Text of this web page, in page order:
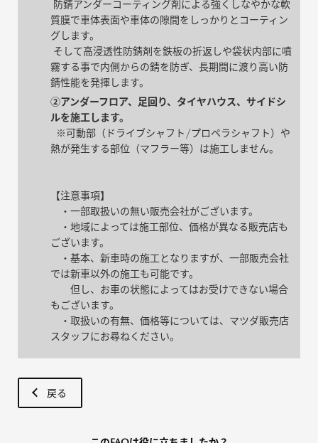
防錆アンダーコーティング剤による強くしなやかな軟
質膜で車体表面や車体の隙間をしっかりとコーティン
グします。
そして高浸透性防錆剤を鉄板の折返しや袋状内部に噴
霧する事で内側からの錆を防ぎ、長期間に渡り高い防
錆性能を発揮します。
②アンダーフロア、足回り、タイヤハウス、サイドシ
ルを施工します。
※可動部（ドライブシャフト/プロペラシャフト）や
熱が発生する部位（マフラー等）は施工しません。
【注意事項】
・一部取扱いの無い販売会社がございます。
・地域によっては施工部位、価格が異なる販売店も
ございます。
・基本、新車時の施工となりますが、一部販売会社
では新車以外の施工も可能です。
但し、お車の状態によってはお受けできない場合
もございます。
・取扱いの有無、価格等については、マツダ販売店
スタッフにお尋ねください。
戻る